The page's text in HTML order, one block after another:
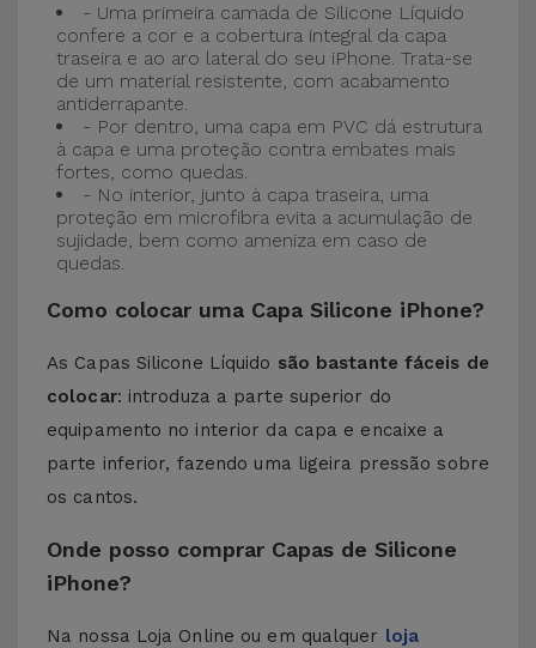
- Uma primeira camada de Silicone Líquido
confere a cor e a cobertura integral da capa
traseira e ao aro lateral do seu iPhone. Trata-se
de um material resistente, com acabamento
antiderrapante.
- Por dentro, uma capa em PVC dá estrutura
à capa e uma proteção contra embates mais
fortes, como quedas.
- No interior, junto à capa traseira, uma
proteção em microfibra evita a acumulação de
sujidade, bem como ameniza em caso de
quedas.
Como colocar uma Capa Silicone iPhone?
As Capas Silicone Líquido são bastante fáceis de
colocar: introduza a parte superior do
equipamento no interior da capa e encaixe a
parte inferior, fazendo uma ligeira pressão sobre
os cantos.
Onde posso comprar Capas de Silicone
iPhone?
Na nossa Loja Online ou em qualquer loja